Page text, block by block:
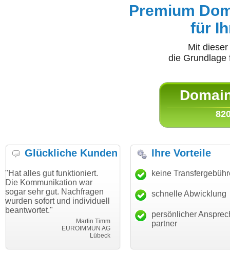
Premium
für
Mit
die
Glückliche Kunden
funktioniert.
war
Nachfragen
und individuell
EUROIMMUN AG
"Danke für den schnellen
Transfer und guten Service!"
Thomas Schäfer
i can eckert communication GmbH
"Ich bin
haben.
mein
Ihre Vorteile
keine
schnelle Abwicklung
persönlicher
partner